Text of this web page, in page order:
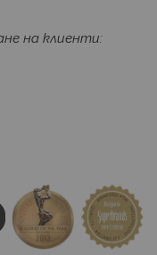
на клиенти: